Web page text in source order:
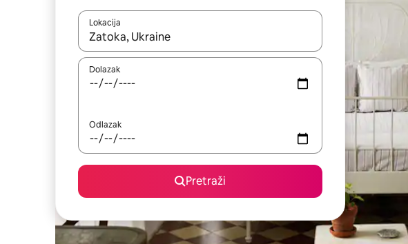
Lokacija
Kada budu dostupni rezultati, moći ćete ih pregledati koristeći se
Dolazak
Odlazak
Pretraži